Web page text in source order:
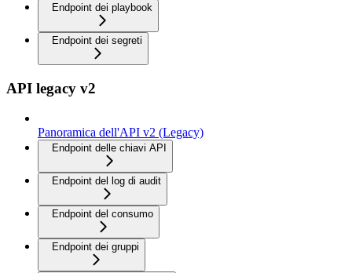
Endpoint dei playbook
Endpoint dei segreti
API legacy v2
Panoramica dell'API v2 (Legacy)
Endpoint delle chiavi API
Endpoint del log di audit
Endpoint del consumo
Endpoint dei gruppi